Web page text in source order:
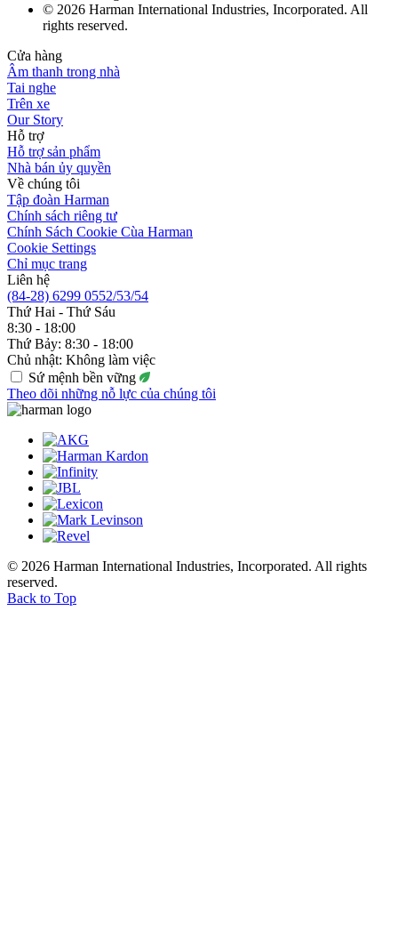
© 2026 Harman International Industries, Incorporated. All
rights reserved.
Cửa hàng
Âm thanh trong nhà
Tai nghe
Trên xe
Our Story
Hỗ trợ
Hỗ trợ sản phẩm
Nhà bán ủy quyền
Về chúng tôi
Tập đoàn Harman
Chính sách riêng tư
Chính Sách Cookie Cùa Harman
Cookie Settings
Chỉ mục trang
Liên hệ
(84-28) 6299 0552/53/54
Thứ Hai - Thứ Sáu
8:30 - 18:00
Thứ Bảy: 8:30 - 18:00
Chủ nhật: Không làm việc
Sứ mệnh bền vững
Theo dõi những nỗ lực của chúng tôi
© 2026 Harman International Industries, Incorporated. All rights
reserved.
Back to Top